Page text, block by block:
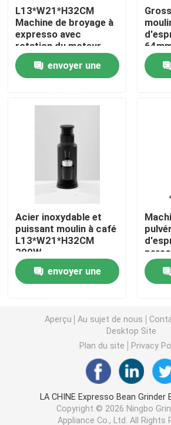
Contrôle de qualité
Contactez-nous
Cas
Burr Coffee Grinder
Broyeur de café de Doserless
broyeur de café commerciale
Broyeur de café d'écran tactile
Expresso Bean Grinder
Broyeur de café extérieure
Broyeur de café de main
L13*W21*H32CM
Machine de broyage à
expresso avec
rotation du moteur
800-2000
rouleaux/minute
envoyer une
plat
Acier inoxydable et
puissant moulin à café
L13*W21*H32CM
300W
envoyer une
Aperçu Au sujet de nous
Desktop Site
Plan du site
Privacy
LA CHINE Expresso Bean Grinder
Copyright © 2026 Ningbo
Appliance Co., Ltd. All Rights